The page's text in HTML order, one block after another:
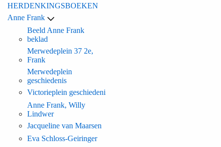
HERDENKINGSBOEKEN
Anne Frank
Beeld Anne Frank
beklad
Merwedeplein 37 2e,
Frank
Merwedeplein
geschiedenis
Victorieplein geschiedeni
Anne Frank, Willy
Lindwer
Jacqueline van Maarsen
Eva Schloss-Geiringer